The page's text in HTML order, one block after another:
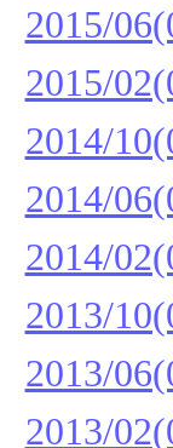
2015/
2015/
2014/
2014/
2014/
2013/
2013/
2013/